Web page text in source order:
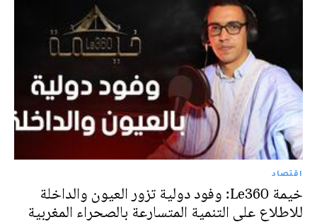
اقتصاد
خيمة Le360: وفود دولية تزور العيون والداخلة
للاطلاع على التنمية المتسارعة بالصحراء المغربية